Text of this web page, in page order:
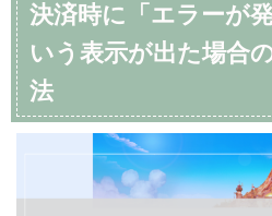
決済時に「エラーが
いう表示が出た場合
法